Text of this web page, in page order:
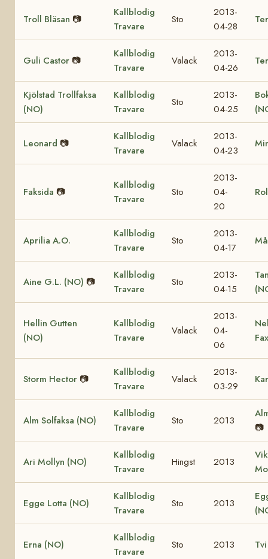
Troll Bläsan 📷
Kallblodig
Travare
Sto
2013-
04-28
Guli Castor 📷
Kallblodig
Travare
Valack
2013-
04-26
Kjölstad Trollfaksa
(NO)
Kallblodig
Travare
Sto
2013-
04-25
Leonard 📷
Kallblodig
Travare
Valack
2013-
04-23
Faksida 📷
Kallblodig
Travare
Sto
2013-
04-
20
Aprilia A.O.
Kallblodig
Travare
Sto
2013-
04-17
Aine G.L. (NO) 📷
Kallblodig
Travare
Sto
2013-
04-15
Hellin Gutten
(NO)
Kallblodig
Travare
Valack
2013-
04-
06
Storm Hector 📷
Kallblodig
Travare
Valack
2013-
03-29
Alm Solfaksa (NO)
Kallblodig
Travare
Sto 2013
📷
Ari Mollyn (NO)
Kallblodig
Travare
Hingst 2013
Egge Lotta (NO)
Kallblodig
Travare
Sto 2013
Erna (NO)
Kallblodig
Travare
Sto 2013